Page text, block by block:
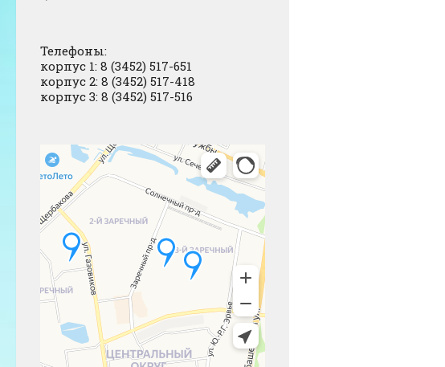
Телефоны:
корпус 1: 8 (3452) 517-651
корпус 2: 8 (3452) 517-418
корпус 3: 8 (3452) 517-516